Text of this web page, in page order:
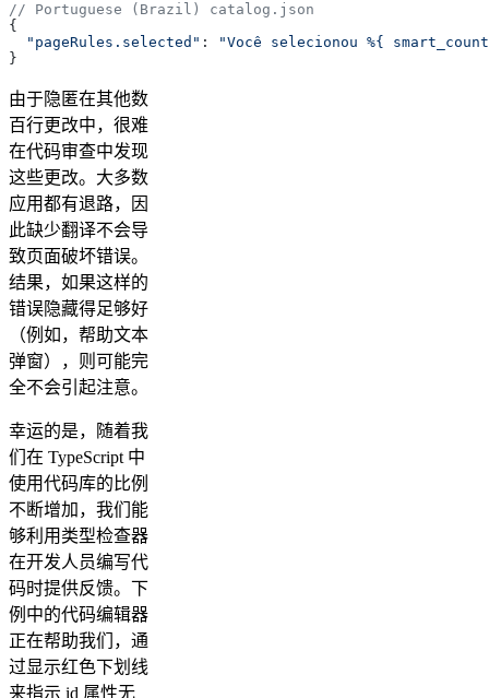
// Portuguese (Brazil) catalog.json
{
  "pageRules.selected"
:
"Você selecionou %{
}
由于隐匿在其他数
百行更改中，很难
在代码审查中发现
这些更改。大多数
应用都有退路，因
此缺少翻译不会导
致页面破坏错误。
结果，如果这样的
错误隐藏得足够好
（例如，帮助文本
弹窗），则可能完
全不会引起注意。
幸运的是，随着我
们在 TypeScript 中
使用代码库的比例
不断增加，我们能
够利用类型检查器
在开发人员编写代
码时提供反馈。下
例中的代码编辑器
正在帮助我们，通
过显示红色下划线
来指示 id 属性无